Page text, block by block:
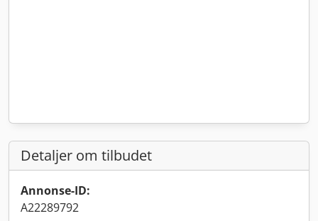
Detaljer om tilbudet
Annonse-ID:
A22289792